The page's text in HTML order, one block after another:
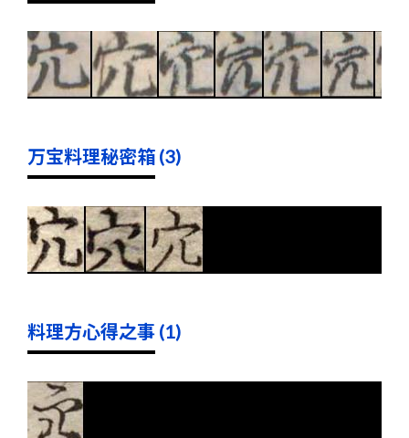
万宝料理秘密箱 (3)
料理方心得之事 (1)